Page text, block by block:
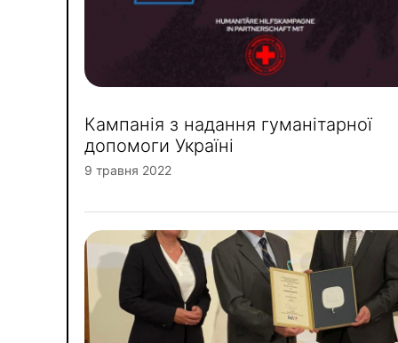
Кампанія з надання гуманітарної
допомоги Україні
9 травня 2022